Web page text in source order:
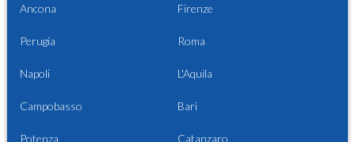
Ancona Firenze
Perugia Roma
Napoli L'Aquila
Campobasso Bari
Potenza Catanzaro